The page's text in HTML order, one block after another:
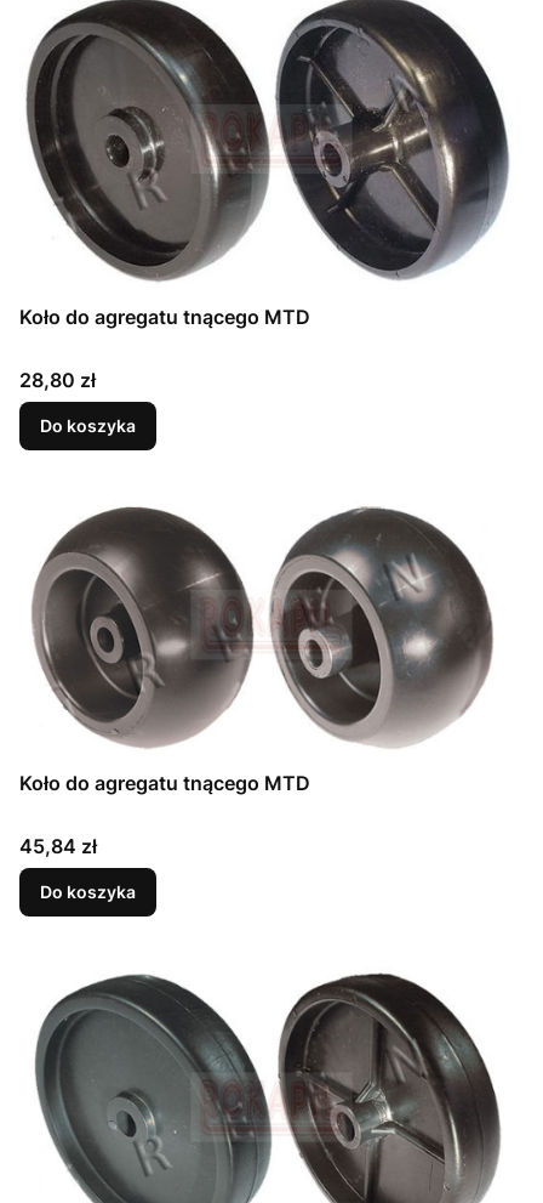
Koło do agregatu tnącego MTD
Cena
28,80 zł
Do koszyka
Koło do agregatu tnącego MTD
Cena
45,84 zł
Do koszyka